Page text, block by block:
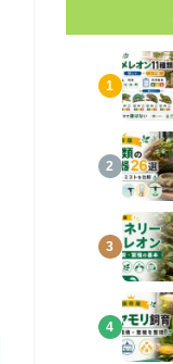
1
2
3
4